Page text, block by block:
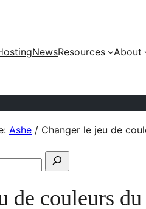
NewsResources About
Ashe / Changer le jeu de
Search
de couleurs